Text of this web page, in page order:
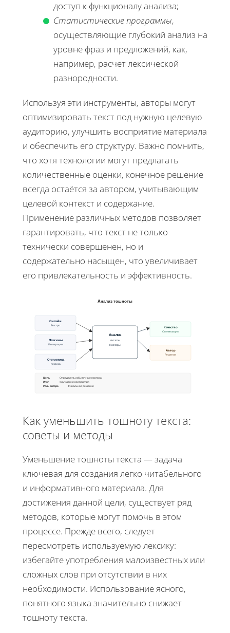
доступ к функционалу анализа;
Статистические программы,
осуществляющие глубокий анализ на
уровне фраз и предложений, как,
например, расчет лексической
разнородности.
Используя эти инструменты, авторы могут
оптимизировать текст под нужную целевую
аудиторию, улучшить восприятие материала
и обеспечить его структуру. Важно помнить,
что хотя технологии могут предлагать
количественные оценки, конечное решение
всегда остаётся за автором, учитывающим
целевой контекст и содержание.
Применение различных методов позволяет
гарантировать, что текст не только
технически совершенен, но и
содержательно насыщен, что увеличивает
его привлекательность и эффективность.
Анализ тошноты
Онлайн
Быстро
Плагины
Интеграция
Статистика
Лексика
Анализ
Частоты
Повторы
Качество
Оптимизация
Автор
Решение
Цель Определить избыточные повторы
Итог
Улучшение восприятия
Роль автора
Финальное решение
Как уменьшить тошноту текста:
советы и методы
Уменьшение тошноты текста — задача
ключевая для создания легко читабельного
и информативного материала. Для
достижения данной цели, существует ряд
методов, которые могут помочь в этом
процессе. Прежде всего, следует
пересмотреть используемую лексику:
избегайте употребления малоизвестных или
сложных слов при отсутствии в них
необходимости. Использование ясного,
понятного языка значительно снижает
тошноту текста.